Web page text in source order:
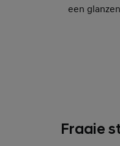
een
Fraaie